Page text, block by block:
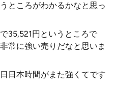
ところがわかるかなと思っ
35,521円というところで
常に強い売りだなと思いま
日本時間がまた強くてです